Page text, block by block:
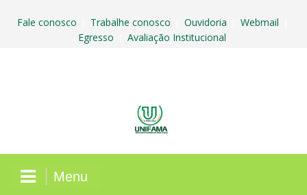
Fale conosco Trabalhe conosco Ouvidoria Webmail
Egresso Avaliação Institucional
Menu